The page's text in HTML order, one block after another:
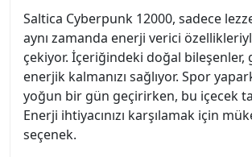
Saltica Cyberpunk 12000, sadece
aynı zamanda enerji verici
çekiyor. İçeriğindeki doğal bileşenler,
enerjik kalmanızı sağlıyor. Spor
yoğun bir gün geçirirken, bu içecek
Enerji ihtiyacınızı karşılamak için
seçenek.